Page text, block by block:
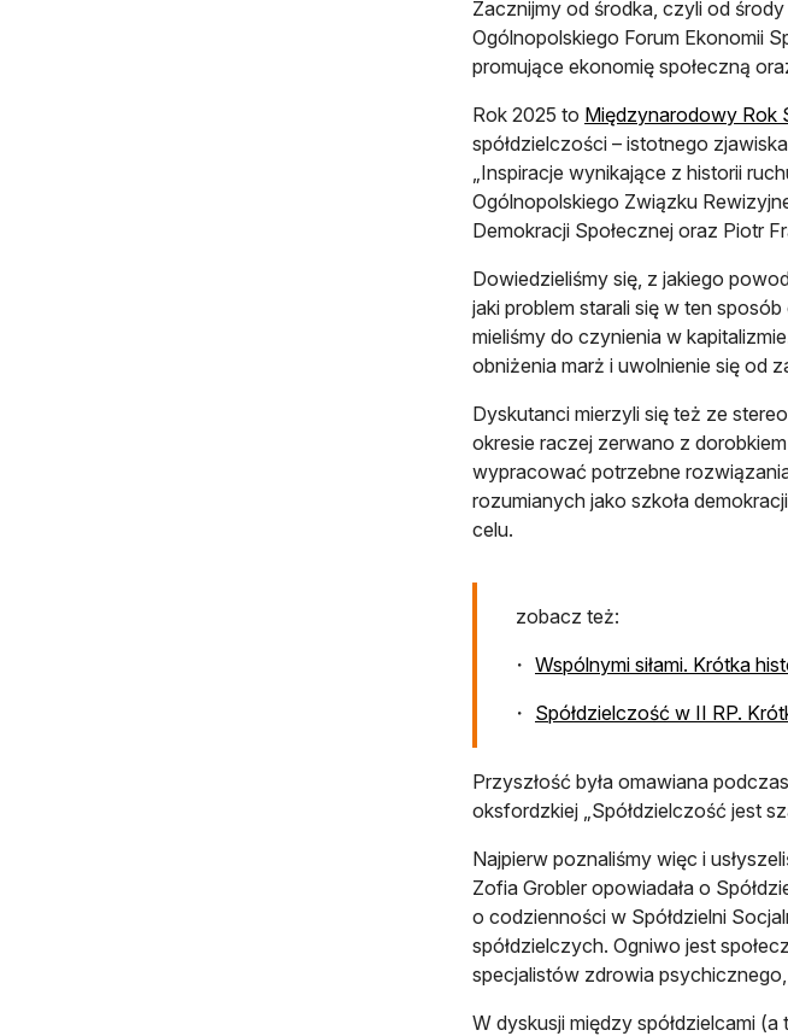
Zacznijmy od środka, czyli od
Ogólnopolskiego Forum Ekonomii
promujące ekonomię społeczną
Rok 2025 to Międzynarodowy Rok
spółdzielczości – istotnego
„Inspiracje wynikające z historii
Ogólnopolskiego Związku
Demokracji Społecznej oraz Piotr
Dowiedzieliśmy się, z jakiego
jaki problem starali się w ten
mieliśmy do czynienia w
obniżenia marż i uwolnienie się od
Dyskutanci mierzyli się też ze
okresie raczej zerwano z
wypracować potrzebne
rozumianych jako szkoła
celu.
zobacz też:
Wspólnymi siłami. Krótka
Spółdzielczość w II RP.
Przyszłość była omawiana
oksfordzkiej „Spółdzielczość jest
Najpierw poznaliśmy więc i
Zofia Grobler opowiadała o
o codzienności w Spółdzielni
spółdzielczych. Ogniwo jest
specjalistów zdrowia
W dyskusji między spółdzielcami